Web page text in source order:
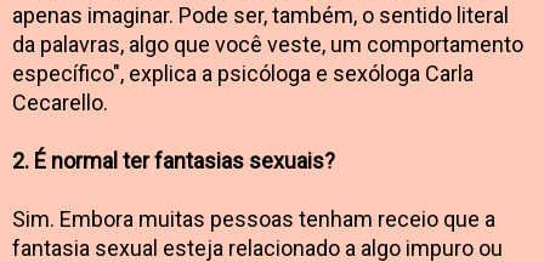
apenas imaginar. Pode ser, também, o sentido literal
da palavras, algo que você veste, um comportamento
específico", explica a psicóloga e sexóloga Carla
Cecarello.
2. É normal ter fantasias sexuais?
Sim. Embora muitas pessoas tenham receio que a
fantasia sexual esteja relacionado a algo impuro ou